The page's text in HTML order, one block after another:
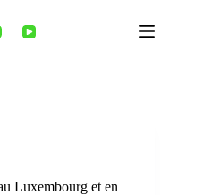
Luxembourg et en